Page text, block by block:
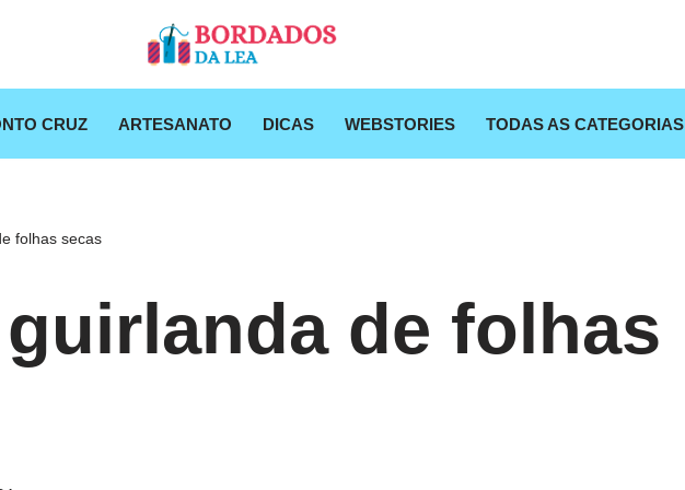
CRUZ ARTESANATO DICAS WEBSTORIES TODAS AS CATEGORIAS
folhas secas
de folhas